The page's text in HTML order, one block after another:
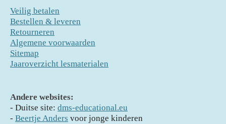
Veilig betalen
Bestellen & leveren
Retourneren
Algemene voorwaarden
Sitemap
Jaaroverzicht lesmaterialen
Andere websites:
- Duitse site: dms-educational.eu
- Beertje Anders voor jonge kinderen